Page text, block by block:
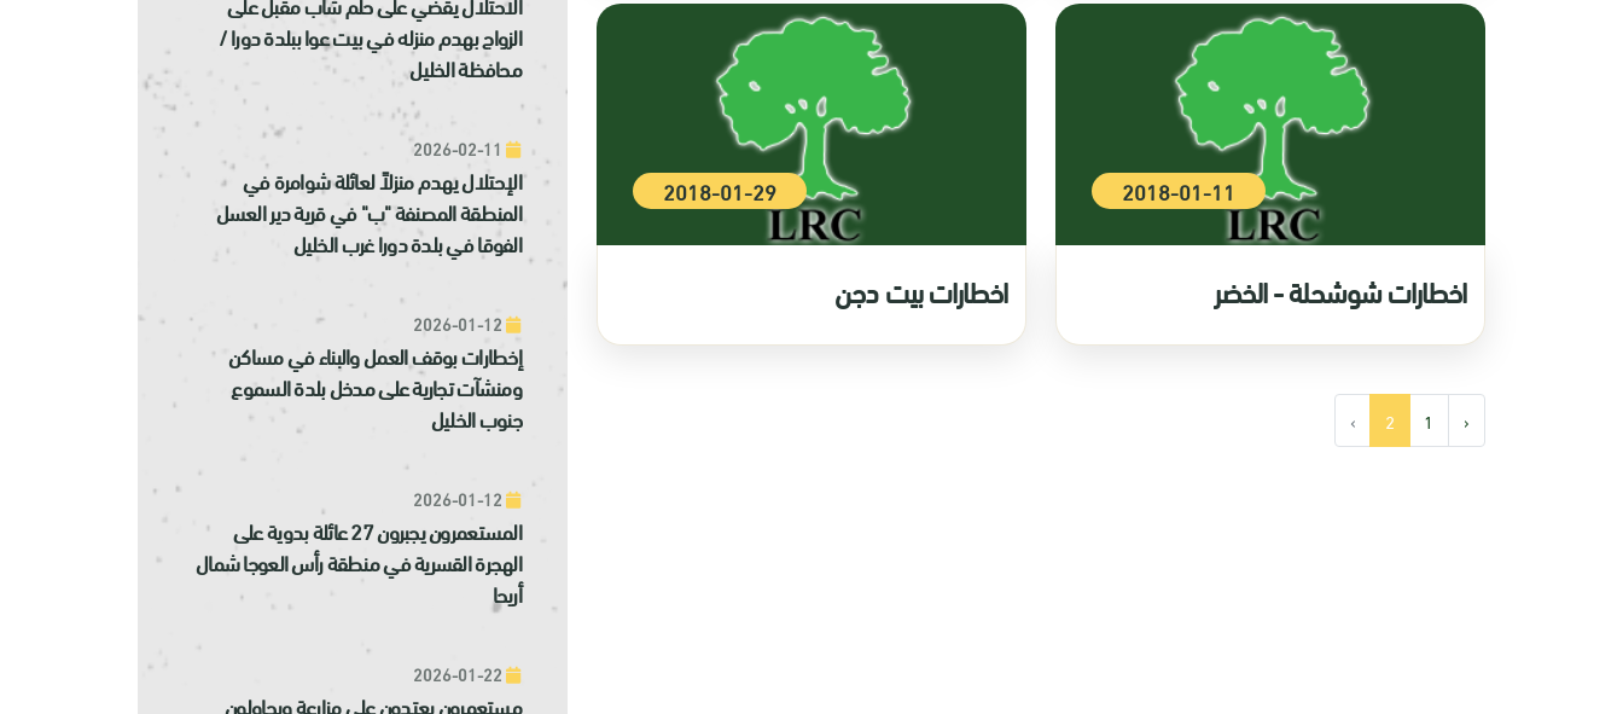
2018-01-11
اخطارات شوشحلة - الخضر
2018-01-29
اخطارات بيت دجن
‹
1
2
›
الزواج بهدم منزله في بيت عوا ببلدة دورا /
محافظة الخليل
الإحتلال يهدم منزلاً لعائلة شوامرة في
المنطقة المصنفة "ب" في قرية دير العسل
الفوقا في بلدة دورا غرب الخليل
إخطارات بوقف العمل والبناء في مساكن
ومنشآت تجارية على مدخل بلدة السموع
جنوب الخليل
المستعمرون يجبرون 27 عائلة بدوية على
الهجرة القسرية في منطقة رأس العوجا شمال
أريحا
مستعمرون يعتدون على مزارعة ويحاولون